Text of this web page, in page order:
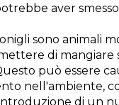
aver
sono animali
di mangiare
può essere
nell'ambiente,
di un